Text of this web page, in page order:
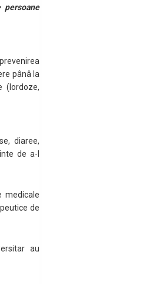
pânâ la
(lordoze,
diaree,
de a-l
medicale
de
au